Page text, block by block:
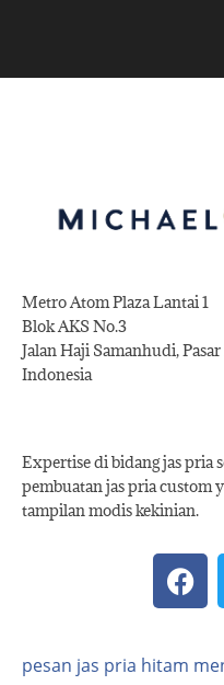
Metro Atom Plaza Lantai 1
Blok AKS No.3
Jalan Haji Samanhudi,
Indonesia
Expertise di bidang jas pria
pembuatan jas pria custom
tampilan modis kekinian.
pesan jas pria hitam